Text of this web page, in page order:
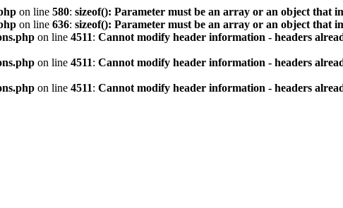
on line 580: sizeof(): Parameter must be an array or an object that
on line 636: sizeof(): Parameter must be an array or an object that
on line 4511: Cannot modify header information - headers
on line 4511: Cannot modify header information - headers
on line 4511: Cannot modify header information - headers